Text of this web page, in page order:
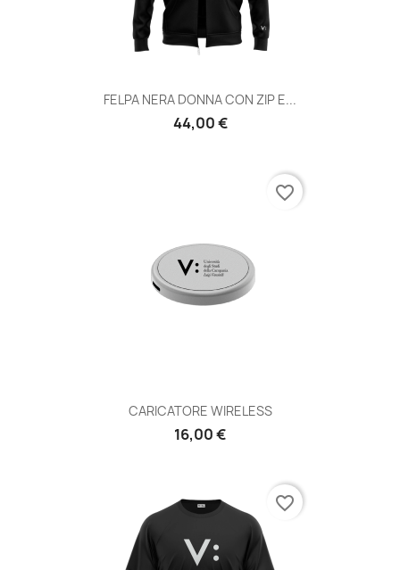
FELPA NERA DONNA CON ZIP E...
44,00 €
CARICATORE WIRELESS
16,00 €
favorite_border
favorite_border